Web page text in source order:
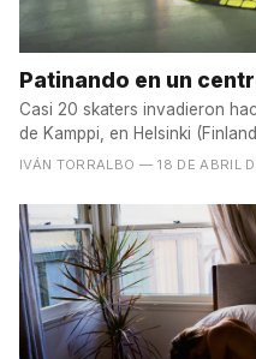
Patinando en un
Casi 20 skaters invadieron
de Kamppi, en Helsinki
IVÁN TORRALBO — 18 DE ABRIL